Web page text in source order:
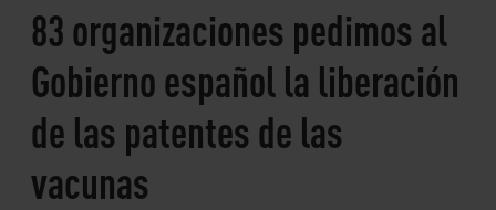
83 organizaciones pedimos al
Gobierno español la liberación
de las patentes de las
vacunas